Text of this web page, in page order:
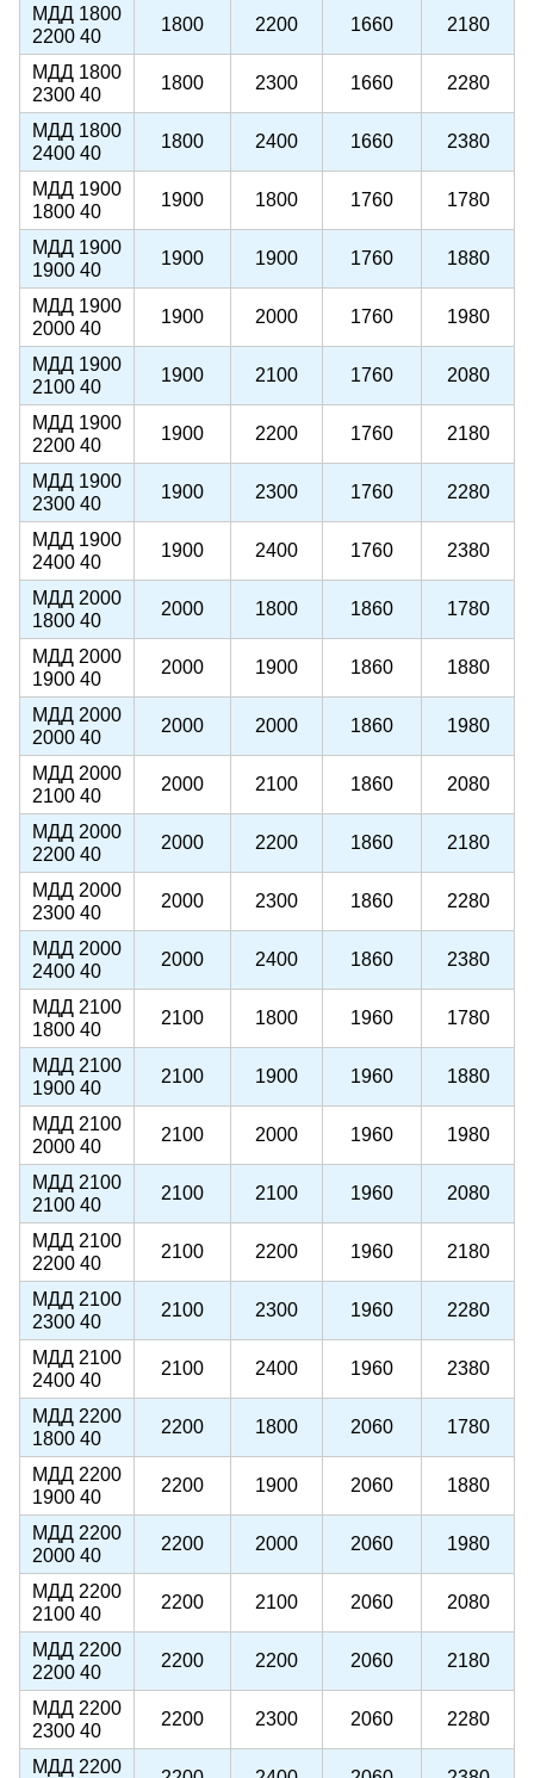
МДД 1800
2200 40
1800 2200 1660 2180
МДД 1800
2300 40
1800 2300 1660 2280
МДД 1800
2400 40
1800 2400 1660 2380
МДД 1900
1800 40
1900 1800 1760 1780
МДД 1900
1900 40
1900 1900 1760 1880
МДД 1900
2000 40
1900 2000 1760 1980
МДД 1900
2100 40
1900 2100 1760 2080
МДД 1900
2200 40
1900 2200 1760 2180
МДД 1900
2300 40
1900 2300 1760 2280
МДД 1900
2400 40
1900 2400 1760 2380
МДД 2000
1800 40
2000 1800 1860 1780
МДД 2000
1900 40
2000 1900 1860 1880
МДД 2000
2000 40
2000 2000 1860 1980
МДД 2000
2100 40
2000 2100 1860 2080
МДД 2000
2200 40
2000 2200 1860 2180
МДД 2000
2300 40
2000 2300 1860 2280
МДД 2000
2400 40
2000 2400 1860 2380
МДД 2100
1800 40
2100 1800 1960 1780
МДД 2100
1900 40
2100 1900 1960 1880
МДД 2100
2000 40
2100 2000 1960 1980
МДД 2100
2100 40
2100 2100 1960 2080
МДД 2100
2200 40
2100 2200 1960 2180
МДД 2100
2300 40
2100 2300 1960 2280
МДД 2100
2400 40
2100 2400 1960 2380
МДД 2200
1800 40
2200 1800 2060 1780
МДД 2200
1900 40
2200 1900 2060 1880
МДД 2200
2000 40
2200 2000 2060 1980
МДД 2200
2100 40
2200 2100 2060 2080
МДД 2200
2200 40
2200 2200 2060 2180
МДД 2200
2300 40
2200 2300 2060 2280
МДД 2200